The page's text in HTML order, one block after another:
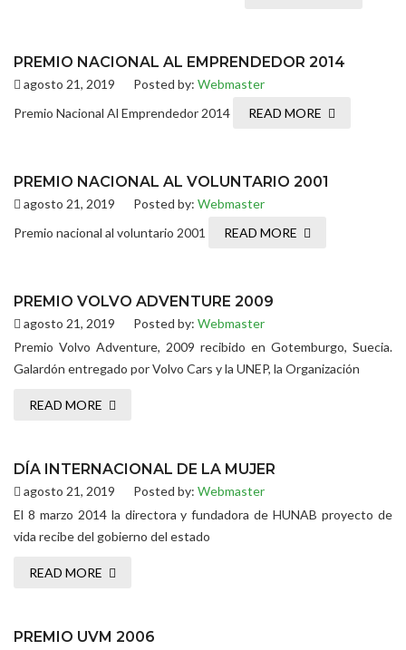
PREMIO NACIONAL AL EMPRENDEDOR 2014
agosto 21, 2019 Posted by: Webmaster
Premio Nacional Al Emprendedor 2014
READ MORE
PREMIO NACIONAL AL VOLUNTARIO 2001
agosto 21, 2019 Posted by: Webmaster
Premio nacional al voluntario 2001
READ MORE
PREMIO VOLVO ADVENTURE 2009
agosto 21, 2019 Posted by: Webmaster
Premio Volvo Adventure, 2009 recibido en Gotemburgo, Suecia.
Galardón entregado por Volvo Cars y la UNEP, la Organización
READ MORE
DÍA INTERNACIONAL DE LA MUJER
agosto 21, 2019 Posted by: Webmaster
El 8 marzo 2014 la directora y fundadora de HUNAB proyecto de
vida recibe del gobierno del estado
READ MORE
PREMIO UVM 2006